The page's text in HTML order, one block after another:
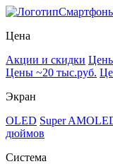
Цена
Акции и скидки
Цены ~20 тыс.руб.
Экран
OLED Super
дюймов
Система